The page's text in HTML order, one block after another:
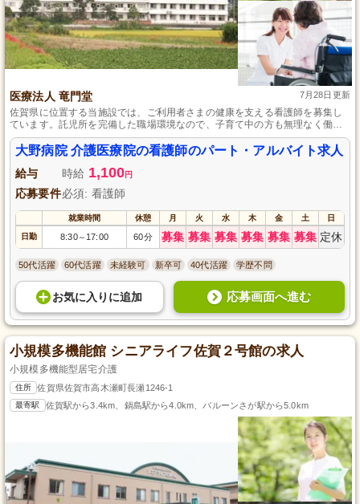
医療法人 竜門堂 7月28日更新
佐賀県に位置する当施設では、ご利用者さまの健康を支える看護師を募集し
ています。託児所を完備した職場環境なので、子育て中の方も無理なく働い
ていただけます。また、マイカー通勤が可能で、気候に左右されない快適な
通勤が実現します。資格を活かし、一人ひとりのニーズに合わせた介護サー
ビスを提供するやりがいのある仕事です。未経験の方も歓迎いたしますの
で、ぜひこの機会にご応募ください。
大野病院 介護医療院の看護師のパート・アルバイト求人
給与 時給 1,100円
応募要件必須: 看護師
就業時間 休憩 月 火 水 木 金 土 日
日勤 8:30～ 17:00 60分 募集 募集 募集 募集 募集 募集 定休
50代活躍 60代活躍 未経験可 新卒可 40代活躍 学歴不問
お気に入り に追加 応募画面へ進む
小規模多機能館 シニアライフ佐賀２号館の求人
小規模多機能型居宅介護
住所 佐賀県佐賀市高木瀬町長瀬1246-1
最寄駅 佐賀駅から3.4km、鍋島駅から4.0km、バルーンさが駅から5.0km